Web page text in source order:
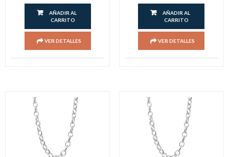
AÑADIR AL
CARRITO
VER DETALLES
AÑADIR AL
CARRITO
VER DETALLES